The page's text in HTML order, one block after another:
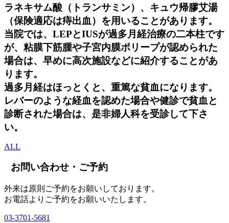
ラネキサム酸（トランサミン）、キュウ帰膠艾湯
（保険適応は痔出血）を用いることがあります。
当院では、LEPとIUSが過多月経治療の二本柱です
が、粘膜下筋腫や子宮内膜ポリープが認められた
場合は、早めに高次施設などに紹介することがあ
ります。
過多月経はほっとくと、重篤な貧血になります。
レバーのような経血を認めた場合や健診で貧血と
診断された場合は、是非婦人科を受診して下さ
い。
ALL
お問い合わせ・ご予約
外来は原則ご予約をお願いしております。
お電話よりご予約をお願いいたします。
03-3701-5681